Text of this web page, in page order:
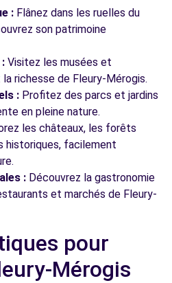
: Flânez dans les ruelles du
son patrimoine
Visitez les musées et
richesse de Fleury-Mérogis.
: Profitez des parcs et jardins
en pleine nature.
les châteaux, les forêts
historiques, facilement
: Découvrez la gastronomie
et marchés de Fleury-
pour
Mérogis